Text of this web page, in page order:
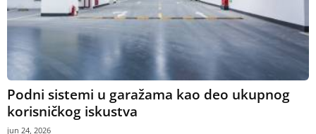
Podni sistemi u garažama kao deo ukupnog
korisničkog iskustva
jun 24, 2026